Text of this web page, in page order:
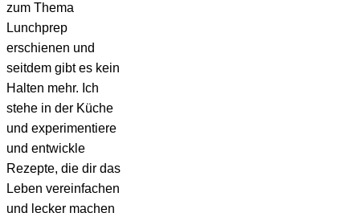
zum Thema
Lunchprep
erschienen und
seitdem gibt es kein
Halten mehr. Ich
stehe in der Küche
und experimentiere
und entwickle
Rezepte, die dir das
Leben vereinfachen
und lecker machen